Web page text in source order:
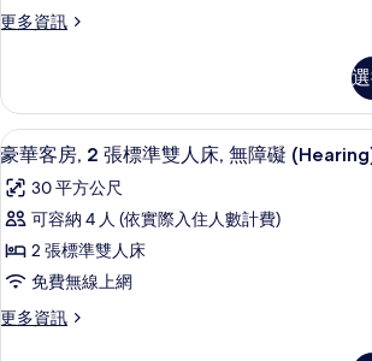
礙,
(Hearing)
的
所
有
相
片
障
(Hearing)
的
詳
情
1
加
大
雙
人
床,
無
障
礙,
更多資訊
更
客
房,
1
加
大
人
床,
障
顯
示
豪
華
客
2
高級寢具、
4
豪華客房, 2 張標準雙人床, 無障礙
30 平方公尺
可容納 4 人 (依實際入住人數計費)
2 張標準雙人床
免費無線上網
更多資訊
更